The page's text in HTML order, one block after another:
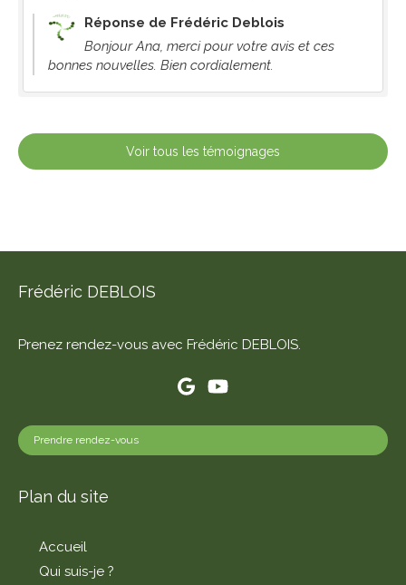
Réponse de Frédéric Deblois
Bonjour Ana, merci pour votre avis et ces
bonnes nouvelles. Bien cordialement.
Voir tous les témoignages
Frédéric DEBLOIS
Prenez rendez-vous avec Frédéric DEBLOIS.
Prendre rendez-vous
Plan du site
Accueil
Qui suis-je ?